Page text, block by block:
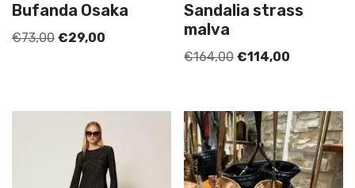
Bufanda Osaka
€73,00 €29,00
Sandalia strass
malva
€164,00 €114,00